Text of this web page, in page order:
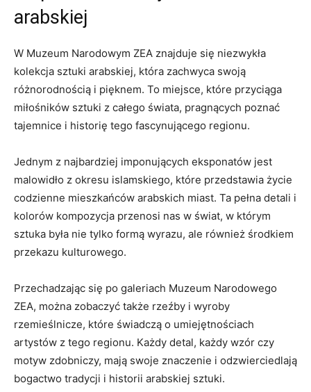
arabskiej
W Muzeum Narodowym⁤ ZEA znajduje się niezwykła
kolekcja sztuki ⁢arabskiej, która zachwyca swoją
różnorodnością i pięknem. To miejsce, które przyciąga
miłośników sztuki z całego świata, pragnących poznać
tajemnice ​i historię tego fascynującego regionu.
Jednym z najbardziej imponujących eksponatów jest
malowidło z okresu ‌islamskiego, które ⁢przedstawia życie
codzienne ​mieszkańców ⁣arabskich miast. Ta ⁢pełna detali i
kolorów kompozycja‌ przenosi nas w⁤ świat, w ⁣którym⁢
sztuka była⁣ nie tylko formą wyrazu, ale również ‌środkiem
⁤przekazu kulturowego.
Przechadzając się po galeriach Muzeum Narodowego
ZEA, można⁣ zobaczyć także rzeźby i wyroby
rzemieślnicze, które‍ świadczą ​o umiejętnościach
artystów z tego regionu. Każdy detal, każdy wzór czy
motyw zdobniczy, mają swoje znaczenie i ‍odzwierciedlają
bogactwo tradycji i historii‍ arabskiej sztuki.